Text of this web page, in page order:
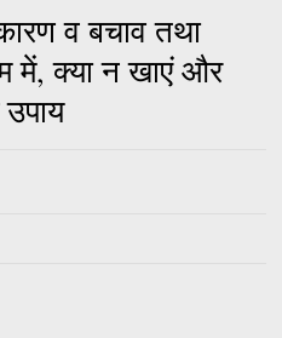
व बचाव तथा
में, क्या न खाएं और